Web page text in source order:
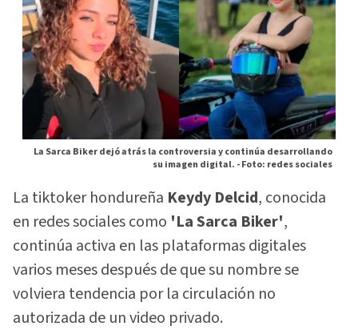
La Sarca Biker dejó atrás la controversia y continúa desarrollando
su imagen digital. -Foto: redes sociales
La tiktoker hondureña Keydy Delcid, conocida
en redes sociales como 'La Sarca Biker',
continúa activa en las plataformas digitales
varios meses después de que su nombre se
volviera tendencia por la circulación no
autorizada de un video privado.